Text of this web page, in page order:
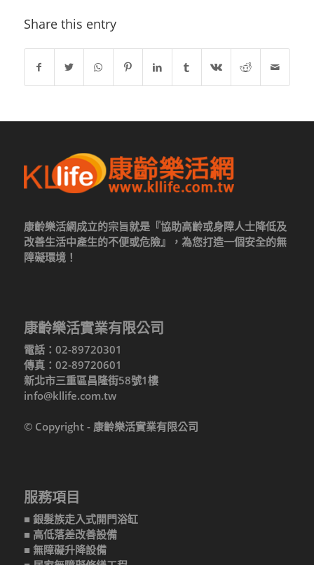
Share this entry
康齡樂活網成立的宗旨就是『協助高齡或身障人士降低及
改善生活中產生的不便或危險』，為您打造一個安全的無
障礙環境！
康齡樂活實業有限公司
電話：02-89720301
傳真：02-89720601
新北市三重區昌隆街58號1樓
info@kllife.com.tw
© Copyright - 康齡樂活實業有限公司
服務項目
■ 銀髮族走入式開門浴缸
■ 高低落差改善設備
■ 無障礙升降設備